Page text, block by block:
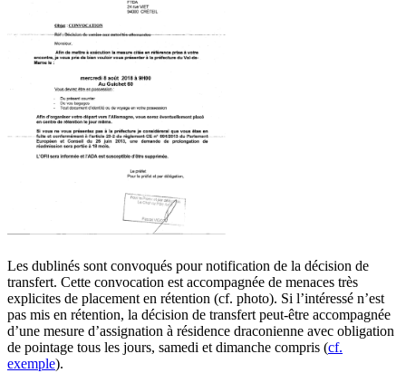
Les dublinés sont convoqués pour notification de la décision de
transfert. Cette convocation est accompagnée de menaces très
explicites de placement en rétention (cf. photo). Si l’intéressé n’est
pas mis en rétention, la décision de transfert peut-être accompagnée
d’une mesure d’assignation à résidence draconienne avec obligation
de pointage tous les jours, samedi et dimanche compris (cf.
exemple).